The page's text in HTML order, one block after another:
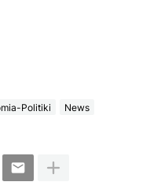
Politiki
News